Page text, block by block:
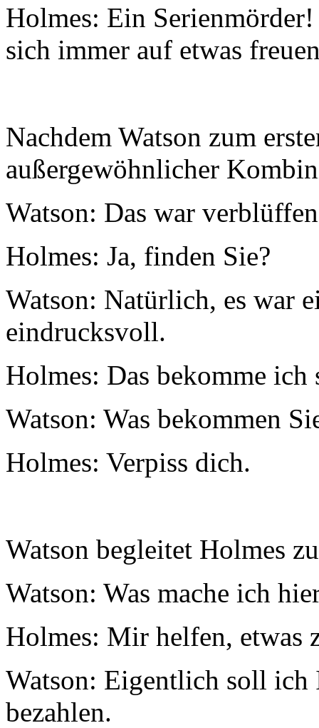
Holmes: Ein
sich immer auf etwas
Nachdem Watson zum
außergewöhnlicher
Watson: Das war
Holmes: Ja, finden Sie?
Watson: Natürlich, es war
eindrucksvoll.
Holmes: Das bekomme ich
Watson: Was bekommen
Holmes: Verpiss dich.
Watson begleitet Holmes
Watson: Was mache ich
Holmes: Mir helfen, etwas
Watson: Eigentlich soll
bezahlen.